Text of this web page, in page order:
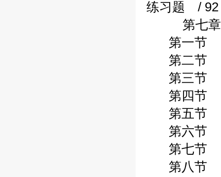
练习题 / 92
第七章
第一节 财
第二节
第三节 一
第四节 政
第五节 国
第六节 专
第七节 债
第八节